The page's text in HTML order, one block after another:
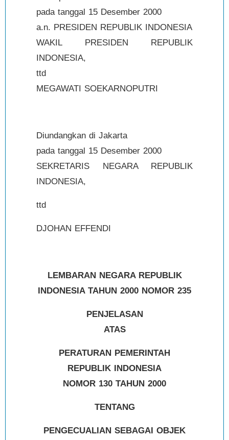
pada tanggal 15 Desember 2000
a.n. PRESIDEN REPUBLIK INDONESIA
WAKIL PRESIDEN REPUBLIK
INDONESIA,
ttd
MEGAWATI SOEKARNOPUTRI
Diundangkan di Jakarta
pada tanggal 15 Desember 2000
SEKRETARIS NEGARA REPUBLIK
INDONESIA,
ttd
DJOHAN EFFENDI
LEMBARAN NEGARA REPUBLIK
INDONESIA TAHUN 2000 NOMOR 235
PENJELASAN
ATAS
PERATURAN PEMERINTAH
REPUBLIK INDONESIA
NOMOR 130 TAHUN 2000
TENTANG
PENGECUALIAN SEBAGAI OBJEK